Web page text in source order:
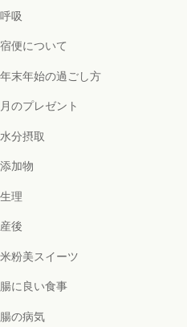
呼吸
宿便について
年末年始の過ごし方
月のプレゼント
水分摂取
添加物
生理
産後
米粉美スイーツ
腸に良い食事
腸の病気